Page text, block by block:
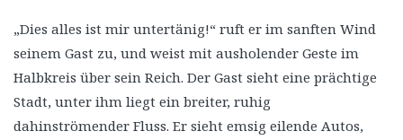
„Dies alles ist mir untertänig!“ ruft er im sanften Wind
seinem Gast zu, und weist mit ausholender Geste im
Halbkreis über sein Reich. Der Gast sieht eine prächtige
Stadt, unter ihm liegt ein breiter, ruhig
dahinströmender Fluss. Er sieht emsig eilende Autos,